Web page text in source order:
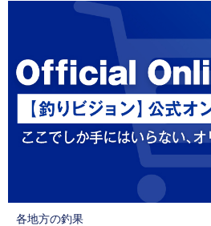
各地方の釣果